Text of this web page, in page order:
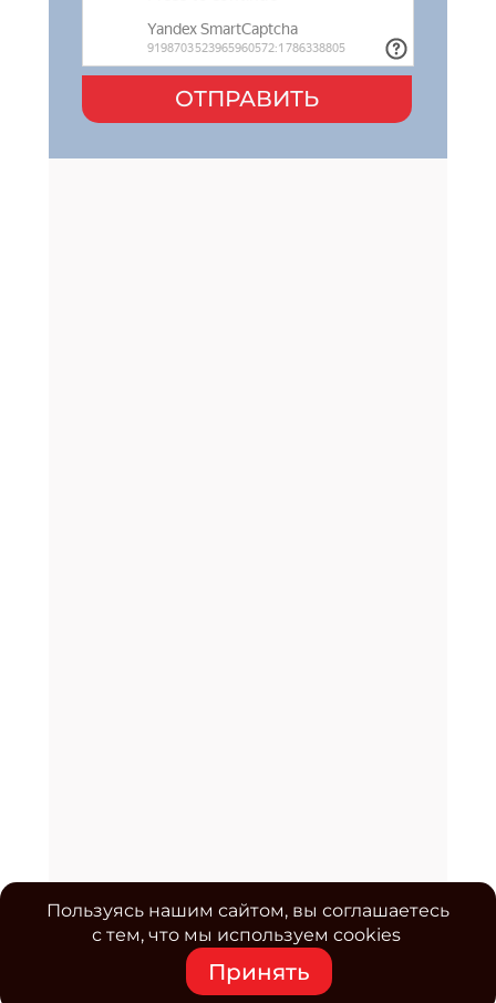
ОТПРАВИТЬ
Пользуясь нашим сайтом, вы соглашаетесь
с тем, что мы используем cookies
Принять